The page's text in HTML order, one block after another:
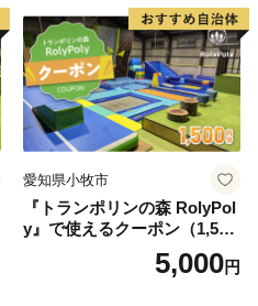
ティー チケット 券 2名様分
お祝 誕生日 記念日 名鉄小牧
ホテル 愛知県 小牧市 送料無
料
愛知県小牧市
『トランポリンの森 RolyPol
y』で使えるクーポン（1,500
5,000円